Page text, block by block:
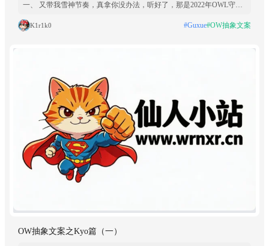
一、 又带我雪神节奏，真拿你没办法，听好了，那是2022年OWL守望
加利福尼亚州安纳海姆会议中心的空气瞬间凝固，只剩下鼠标敲击的脆
K1r1k0 #Guxue#OW抽象文案
OW抽象文案之Kyo篇（一）